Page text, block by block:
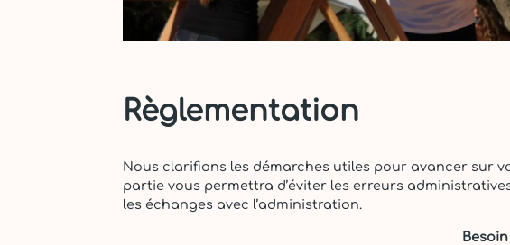
Règlementation
Nous clarifions les démarches utiles pour avancer sur
partie vous permettra d’éviter les erreurs
les échanges avec l’administration.